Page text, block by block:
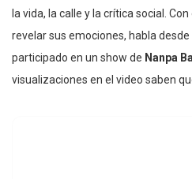
la vida, la calle y la crítica social.
revelar sus emociones, habla
participado en un show de Nanpa
visualizaciones en el video saben